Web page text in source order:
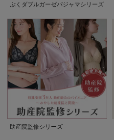
ぷくダブルガーゼパジャマシリーズ
助産院監修シリーズ